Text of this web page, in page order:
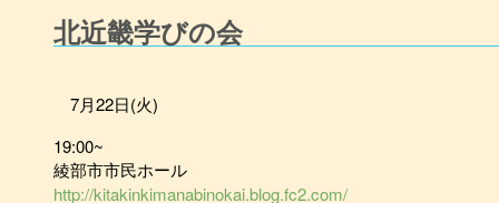
北近畿学びの会
7月22日(火)
19:00~
綾部市市民ホール
http://kitakinkimanabinokai.blog.fc2.com/